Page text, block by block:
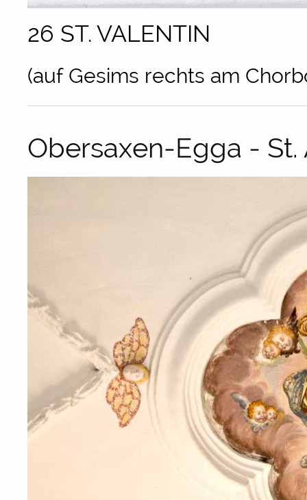
26 ST. VALENTIN
(auf Gesims rechts am
Obersaxen-Egga -